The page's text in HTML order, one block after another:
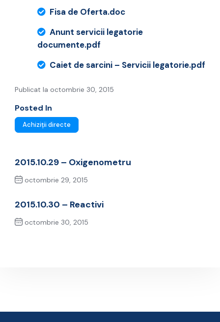
Fisa de Oferta.doc
Anunt servicii legatorie
documente.pdf
Caiet de sarcini – Servicii legatorie.pdf
Publicat la octombrie 30, 2015
Posted In
Achiziții directe
2015.10.29 – Oxigenometru
octombrie 29, 2015
2015.10.30 – Reactivi
octombrie 30, 2015